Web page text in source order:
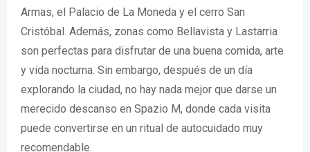
Armas, el Palacio de La Moneda y el cerro San
Cristóbal. Además, zonas como Bellavista y Lastarria
son perfectas para disfrutar de una buena comida, arte
y vida nocturna. Sin embargo, después de un día
explorando la ciudad, no hay nada mejor que darse un
merecido descanso en Spazio M, donde cada visita
puede convertirse en un ritual de autocuidado muy
recomendable.